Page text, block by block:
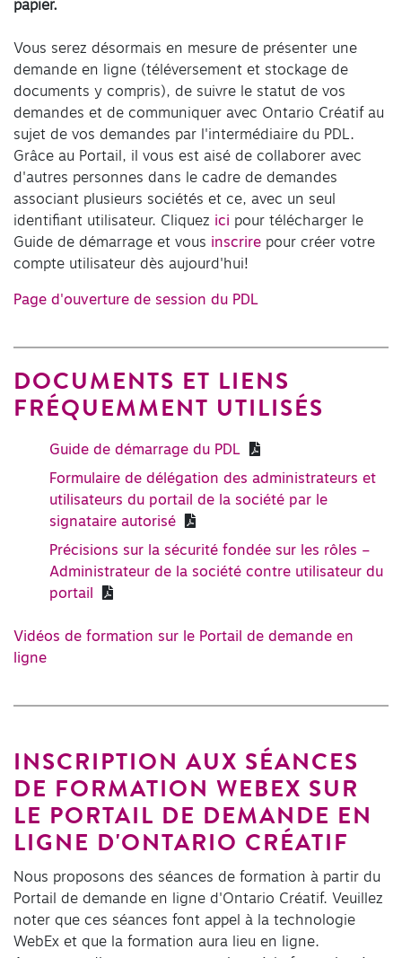
papier.
Vous serez désormais en mesure de présenter une
demande en ligne (téléversement et stockage de
documents y compris), de suivre le statut de vos
demandes et de communiquer avec Ontario Créatif au
sujet de vos demandes par l'intermédiaire du PDL.
Grâce au Portail, il vous est aisé de collaborer avec
d'autres personnes dans le cadre de demandes
associant plusieurs sociétés et ce, avec un seul
identifiant utilisateur. Cliquez ici pour télécharger le
Guide de démarrage et vous inscrire pour créer votre
compte utilisateur dès aujourd'hui!
Page d'ouverture de session du PDL
DOCUMENTS ET LIENS
FRÉQUEMMENT UTILISÉS
Guide de démarrage du PDL
Formulaire de délégation des administrateurs et
utilisateurs du portail de la société par le
signataire autorisé
Précisions sur la sécurité fondée sur les rôles –
Administrateur de la société contre utilisateur du
portail
Vidéos de formation sur le Portail de demande en
ligne
INSCRIPTION AUX SÉANCES
DE FORMATION WEBEX SUR
LE PORTAIL DE DEMANDE EN
LIGNE D'ONTARIO CRÉATIF
Nous proposons des séances de formation à partir du
Portail de demande en ligne d'Ontario Créatif. Veuillez
noter que ces séances font appel à la technologie
WebEx et que la formation aura lieu en ligne.